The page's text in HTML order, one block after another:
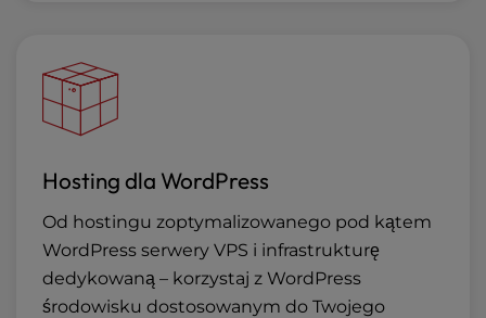
Hosting dla WordPress
Od hostingu zoptymalizowanego pod kątem
WordPress serwery VPS i infrastrukturę
dedykowaną – korzystaj z WordPress
środowisku dostosowanym do Twojego